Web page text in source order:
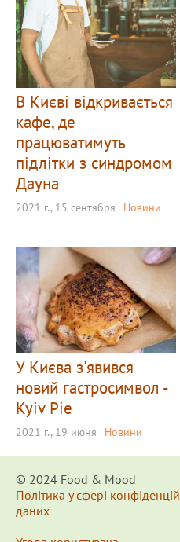
В Києві відкривається
кафе, де
працюватимуть
підлітки з синдромом
Дауна
2021 г., 15 сентября Новини
У Києва з'явився
новий гастросимвол -
Kyiv Pie
2021 г., 19 июня Новини
© 2024 Food & Мood
Політика у сфері
даних